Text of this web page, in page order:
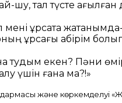
шу, тал түсте
мені құрсақта
құрсағы қабірім
тудым екен? Пәни
үшін ғана ма?!»
және көркемделуі